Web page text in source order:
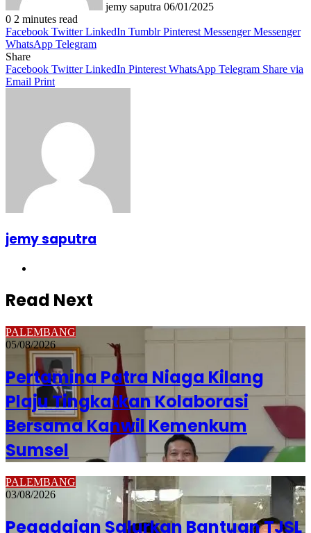
jemy saputra 06/01/2025
0 2 minutes read
Facebook Twitter LinkedIn Tumblr Pinterest Messenger Messenger
WhatsApp Telegram
Share
Facebook Twitter LinkedIn Pinterest WhatsApp Telegram Share via
Email Print
jemy saputra
Read Next
PALEMBANG
05/08/2026
Pertamina Patra Niaga Kilang
Plaju Tingkatkan Kolaborasi
Bersama Kanwil Kemenkum
Sumsel
PALEMBANG
03/08/2026
Pegadaian Salurkan Bantuan TJSL